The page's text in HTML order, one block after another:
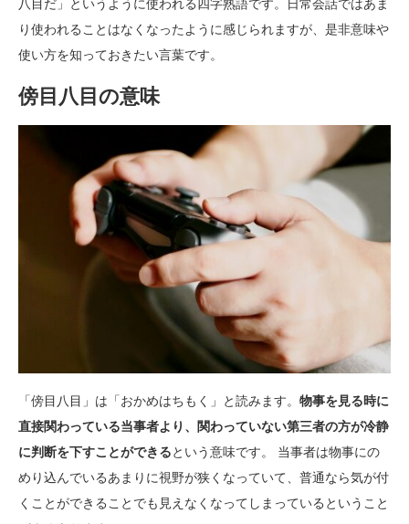
八目だ」というように使われる四字熟語です。日常会話ではあま
り使われることはなくなったように感じられますが、是非意味や
使い方を知っておきたい言葉です。
傍目八目の意味
「傍目八目」は「おかめはちもく」と読みます。 物事を見る時に
直接関わっている当事者より、関わっていない第三者の方が冷静
に判断を下すことができる という意味です。 当事者は物事にの
めり込んでいるあまりに視野が狭くなっていて、普通なら気が付
くことができることでも見えなくなってしまっているということ